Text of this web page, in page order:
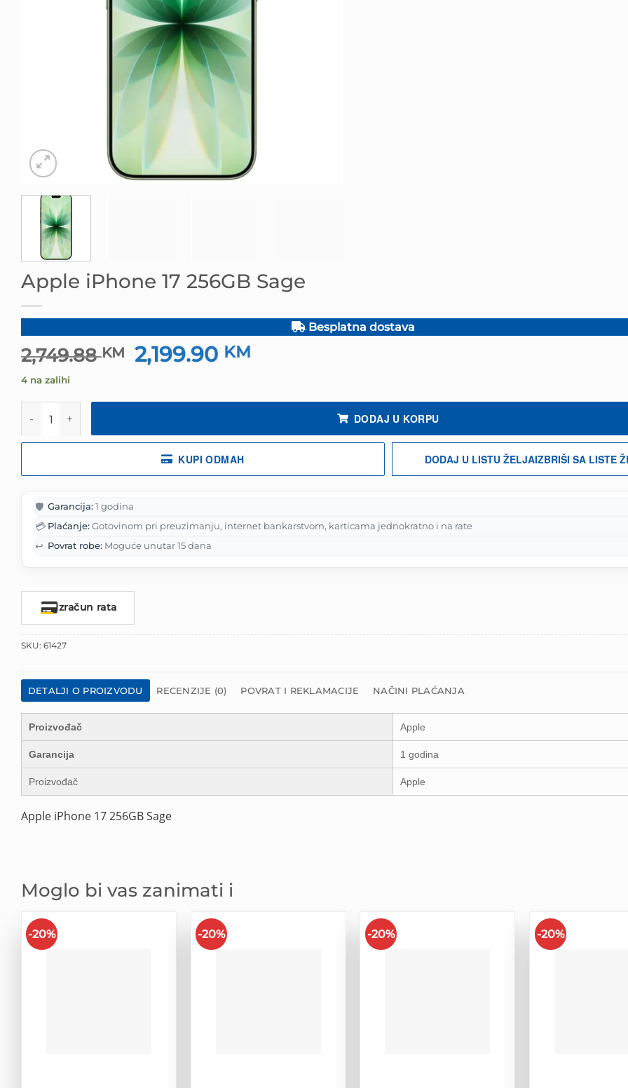
Apple iPhone 17 256GB Sage
Besplatna dostava
2,749.88KM
Izvorna
cijena
je:
2,199.90 KM
2,199.90 KM.
4 na zalihi
DODAJ U KORPU
KUPI ODMAH DODAJ U LISTU ŽELJAIZBRIŠI SA LISTE
🛡️ Garancija:1 godina
💳 Plaćanje:Gotovinom pri preuzimanju, internet bankarstvom, karticama jednokratno i na rate
↩️ Povrat robe: Moguće unutar 15 dana
Izračun rata
SKU: 61427
DETALJI O PROIZVODU RECENZIJE (0) POVRAT I REKLAMACIJE NAČINI PLAĆANJA
Proizvođač Apple
Garancija 1 godina
Proizvođač Apple
Apple iPhone 17 256GB Sage
Moglo bi vas zanimati i
-20% -20% -20% -20%